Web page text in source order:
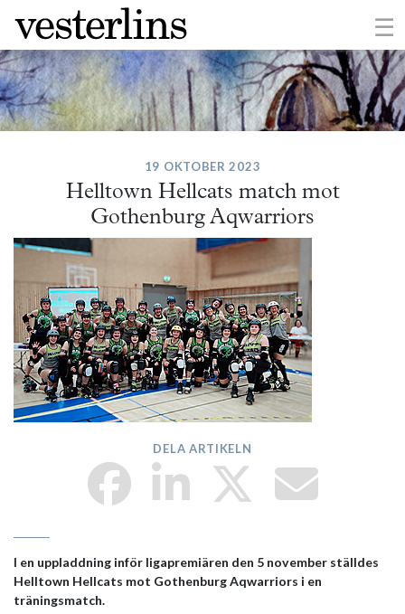
☰
×
19 OKTOBER 2023
Helltown Hellcats match mot
Gothenburg Aqwarriors
DELA ARTIKELN
I en uppladdning inför ligapremiären den 5 november ställdes
Helltown Hellcats mot Gothenburg Aqwarriors i en
träningsmatch.